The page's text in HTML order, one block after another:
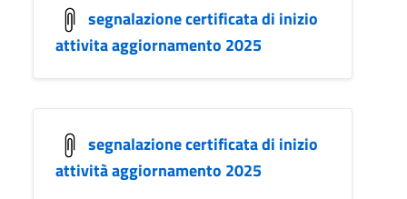
segnalazione certificata di inizio
attivita aggiornamento 2025
segnalazione certificata di inizio
attività aggiornamento 2025